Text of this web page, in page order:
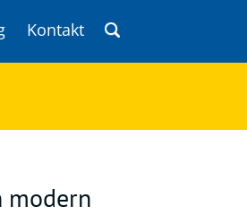
Kontakt
modern